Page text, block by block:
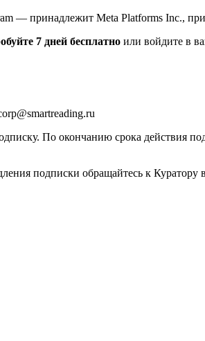
— принадлежит Meta Platforms Inc.,
7 дней бесплатно или войдите в
По окончанию срока действия
подписки обращайтесь к